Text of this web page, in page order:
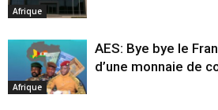
Afrique
Afrique
AES: Bye bye le
d’une monnaie de